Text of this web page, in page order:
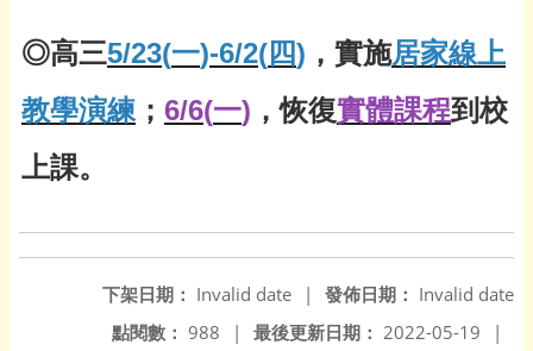
◎高三5/23(一)-6/2(四) ，實施居家線上
教學演練 ； 6/6(一) ，恢復實體課程到校
上課。
發佈日期： Invalid date
下架日期： Invalid date
|
最後更新日期： 2022-05-19 |
點閱數： 988 |